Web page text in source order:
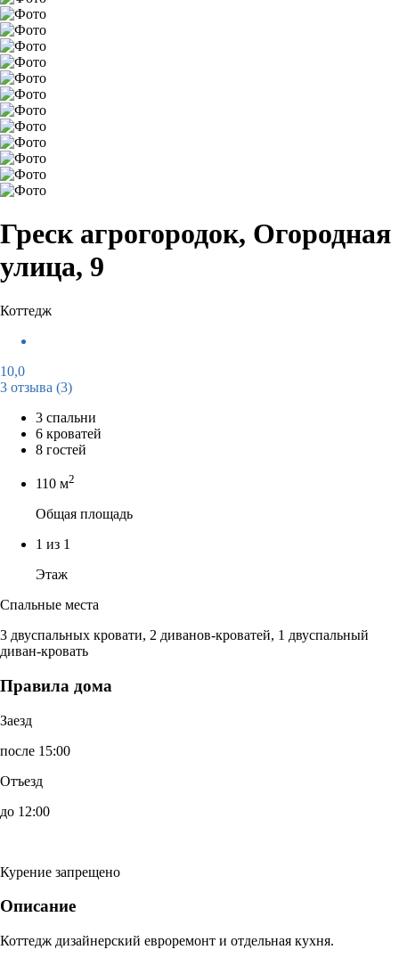
Греск агрогородок, Огородная
улица, 9
Коттедж
10,0
3 отзыва (3)
3 спальни
6 кроватей
8 гостей
110 м2
Общая площадь
1 из 1
Этаж
Спальные места
3 двуспальных кровати, 2 диванов-кроватей, 1 двуспальный
диван-кровать
Правила дома
Заезд
после 15:00
Отъезд
до 12:00
Курение запрещено
Описание
Коттедж дизайнерский евроремонт и отдельная кухня.